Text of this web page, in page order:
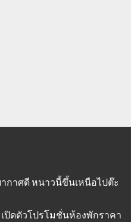
ากาศดี หนาวนี้ขึ้นเหนือไปต๊ะ
เปิดตัวโปรโมชั่นห้องพักราคา